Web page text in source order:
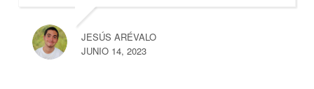
JESÚS ARÉVALO
JUNIO 14, 2023